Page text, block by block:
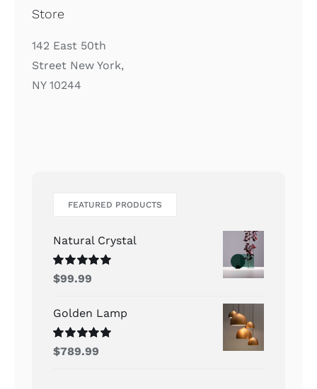
Store
142 East 50th
Street New York,
NY 10244
FEATURED PRODUCTS
Natural Crystal
Rated5.00
$99.99
Golden Lamp
Rated5.00
$789.99